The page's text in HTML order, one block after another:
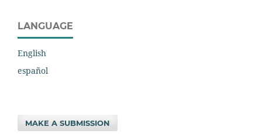
LANGUAGE
English
español
MAKE A SUBMISSION